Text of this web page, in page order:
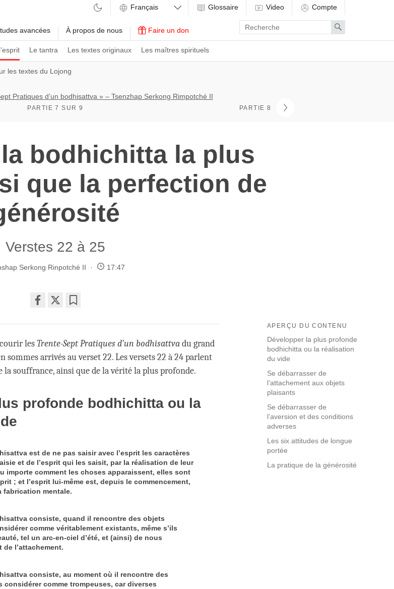
Le tantra Les textes originaux Les maîtres spirituels
avancées À propos de nous Faire un don
Glossaire Video Compte
Enter
search
term
Search
les textes du Lojong
Pratiques d’un bodhisattva » – Tsenzhap Serkong Rimpotché II
PARTIE 7 SUR 9 PARTIE 8
bodhichitta la plus
que la perfection de
Verstes 22 à 25
Serkong Rinpotché II 17:47
on
facebook
APERÇU DU CONTENU
Développer la plus profonde
bodhichitta ou la réalisation
du vide
Se débarrasser de
l’attachement aux objets
plaisants
Se débarrasser de
l’aversion et des conditions
adverses
Les six attitudes de longue
portée
La pratique de la générosité
lesTrente-Sept Pratiques d’un bodhisattvadu grand
sommes arrivés au verset 22. Les versets 22 à 24 parlent
la souffrance, ainsi que de la vérité la plus profonde.
profonde bodhichitta ou la
est de ne pas saisir avec l’esprit les caractères
et de l’esprit qui les saisit, par la réalisation de leur
importe comment les choses apparaissent, elles sont
; et l’esprit lui-même est, depuis le commencement,
fabrication mentale.
consiste, quand il rencontre des objets
comme véritablement existants, même s’ils
tel un arc-en-ciel d’été, et (ainsi) de nous
de l’attachement.
consiste, au moment où il rencontre des
comme trompeuses, car diverses